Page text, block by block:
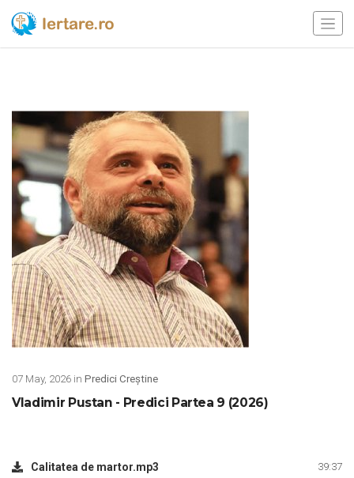
07 May, 2026 in Predici Creștine
Vladimir Pustan - Predici Partea 9 (2026)
Calitatea de martor.mp3 39:37